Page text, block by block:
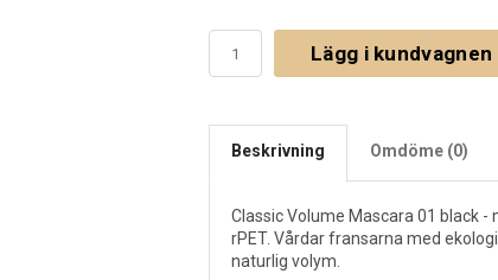
Lägg i kundvagnen
Beskrivning Omdöme (0)
Classic Volume Mascara 01 black -
rPET. Vårdar fransarna med
naturlig volym.